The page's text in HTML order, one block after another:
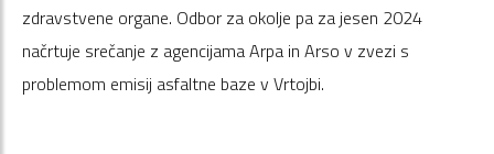
zdravstvene organe. Odbor za okolje pa za jesen 2024
načrtuje srečanje z agencijama Arpa in Arso v zvezi s
problemom emisij asfaltne baze v Vrtojbi.